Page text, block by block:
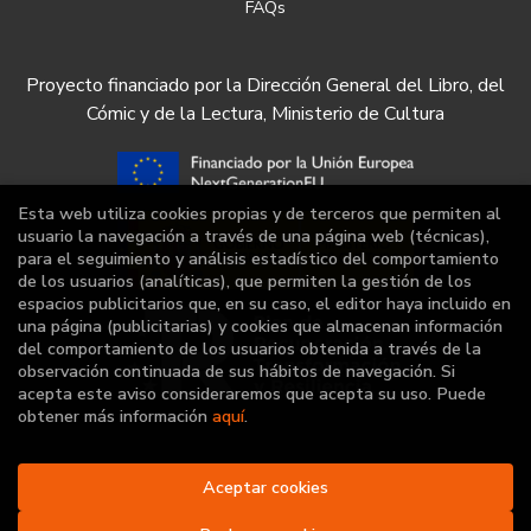
FAQs
Proyecto financiado por la Dirección General del Libro, del
Cómic y de la Lectura, Ministerio de Cultura
Librería Deportiva. Todos los Derechos
Esta web utiliza cookies propias y de terceros que permiten al
usuario la navegación a través de una página web (técnicas),
para el seguimiento y análisis estadístico del comportamiento
de los usuarios (analíticas), que permiten la gestión de los
espacios publicitarios que, en su caso, el editor haya incluido en
una página (publicitarias) y cookies que almacenan información
del comportamiento de los usuarios obtenida a través de la
observación continuada de sus hábitos de navegación. Si
acepta este aviso consideraremos que acepta su uso. Puede
obtener más información aquí.
Aceptar cookies